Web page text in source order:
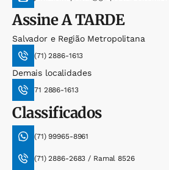
AssineA TARDE
Salvador e Região Metropolitana
(71) 2886-1613
Demais localidades
71 2886-1613
Classificados
(71) 99965-8961
(71) 2886-2683 / Ramal 8526